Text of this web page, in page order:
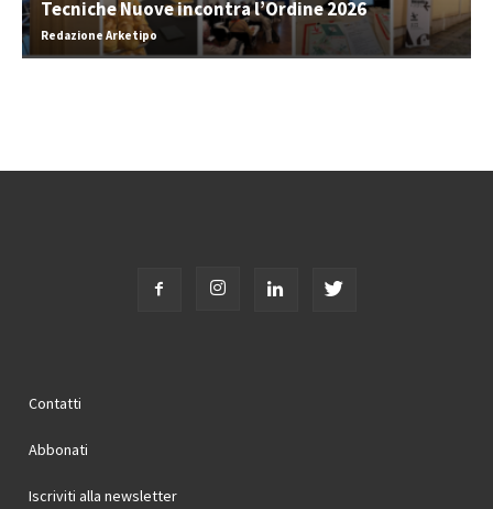
Tecniche Nuove incontra l’Ordine 2026
Redazione Arketipo
Contatti
Abbonati
Iscriviti alla newsletter